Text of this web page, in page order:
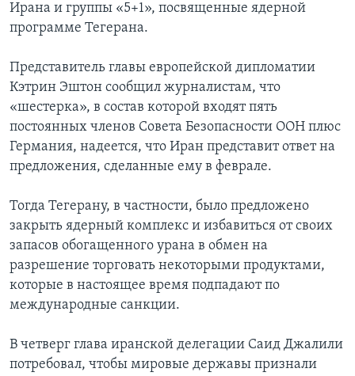
Ирана и группы «5+1», посвященные ядерной
программе Тегерана.
Представитель главы европейской дипломатии
Кэтрин Эштон сообщил журналистам, что
«шестерка», в состав которой входят пять
постоянных членов Совета Безопасности ООН плюс
Германия, надеется, что Иран представит ответ на
предложения, сделанные ему в феврале.
Тогда Тегерану, в частности, было предложено
закрыть ядерный комплекс и избавиться от своих
запасов обогащенного урана в обмен на
разрешение торговать некоторыми продуктами,
которые в настоящее время подпадают по
международные санкции.
В четверг глава иранской делегации Саид Джалили
потребовал, чтобы мировые державы признали